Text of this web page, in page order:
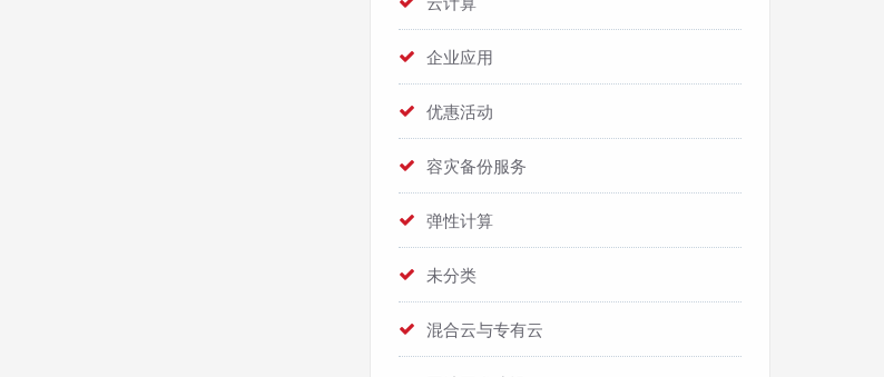
企业应用
优惠活动
容灾备份服务
弹性计算
未分类
混合云与专有云